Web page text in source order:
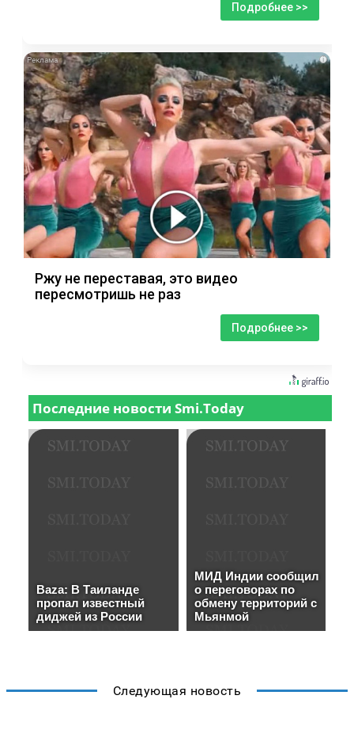
Подробнее >>
i
Ржу не переставая, это видео
пересмотришь не раз
Подробнее >>
Следующая новость